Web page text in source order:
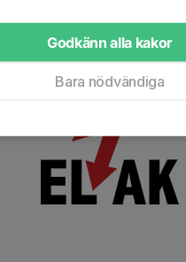
Godkänn alla kakor
Bara nödvändiga